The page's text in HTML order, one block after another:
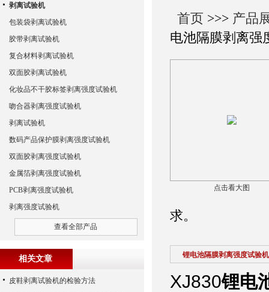
首页 >>> 产品
电池隔膜剥离强
点击看大图
求。
锂电池隔膜剥离强度试验机
XJ830锂电
剥离试验机
包装袋剥离试验机
胶带剥离试验机
复合材料剥离试验机
双面胶剥离试验机
化妆品不干胶标签剥离强度试验机
吻合器剥离强度试验机
剥离试验机
数码产品保护膜剥离强度试验机
双面胶剥离强度试验机
金属箔剥离强度试验机
PCB剥离强度试验机
剥离强度试验机
查看全部产品
相关文章
皮鞋剥离试验机的检验方法